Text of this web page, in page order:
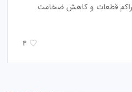
قطعات و کاهش ضخامت
4